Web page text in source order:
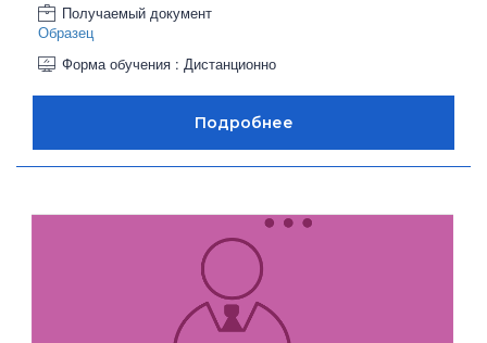
Получаемый документ
Образец
Форма обучения : Дистанционно